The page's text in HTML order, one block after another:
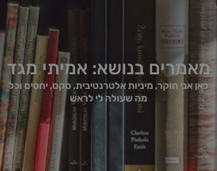
מאמרים בנושא: אמיתי מגד
כאן אני חוקר, מיניות אלטרנטיבית, סקס, יחסים וכל
מה שעולה לי לראש